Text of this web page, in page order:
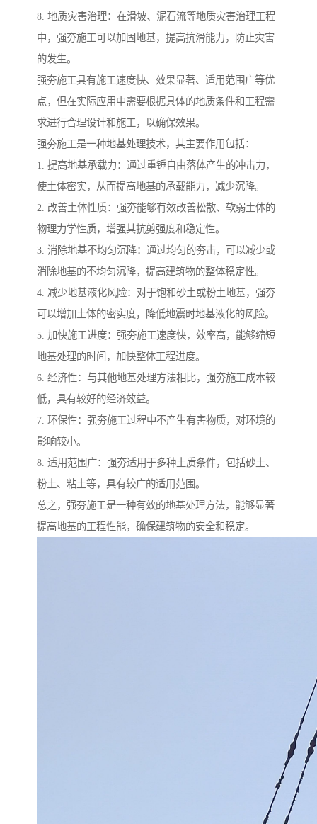
8. 地质灾害治理：在滑坡、泥石流等地质灾害治理工程
中，强夯施工可以加固地基，提高抗滑能力，防止灾害
的发生。
强夯施工具有施工速度快、效果显著、适用范围广等优
点，但在实际应用中需要根据具体的地质条件和工程需
求进行合理设计和施工，以确保效果。
强夯施工是一种地基处理技术，其主要作用包括：
1. 提高地基承载力：通过重锤自由落体产生的冲击力，
使土体密实，从而提高地基的承载能力，减少沉降。
2. 改善土体性质：强夯能够有效改善松散、软弱土体的
物理力学性质，增强其抗剪强度和稳定性。
3. 消除地基不均匀沉降：通过均匀的夯击，可以减少或
消除地基的不均匀沉降，提高建筑物的整体稳定性。
4. 减少地基液化风险：对于饱和砂土或粉土地基，强夯
可以增加土体的密实度，降低地震时地基液化的风险。
5. 加快施工进度：强夯施工速度快，效率高，能够缩短
地基处理的时间，加快整体工程进度。
6. 经济性：与其他地基处理方法相比，强夯施工成本较
低，具有较好的经济效益。
7. 环保性：强夯施工过程中不产生有害物质，对环境的
影响较小。
8. 适用范围广：强夯适用于多种土质条件，包括砂土、
粉土、粘土等，具有较广的适用范围。
总之，强夯施工是一种有效的地基处理方法，能够显著
提高地基的工程性能，确保建筑物的安全和稳定。